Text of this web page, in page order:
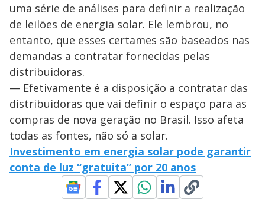
uma série de análises para definir a realização
de leilões de energia solar. Ele lembrou, no
entanto, que esses certames são baseados nas
demandas a contratar fornecidas pelas
distribuidoras.
— Efetivamente é a disposição a contratar das
distribuidoras que vai definir o espaço para as
compras de nova geração no Brasil. Isso afeta
todas as fontes, não só a solar.
Investimento em energia solar pode garantir
conta de luz “gratuita” por 20 anos